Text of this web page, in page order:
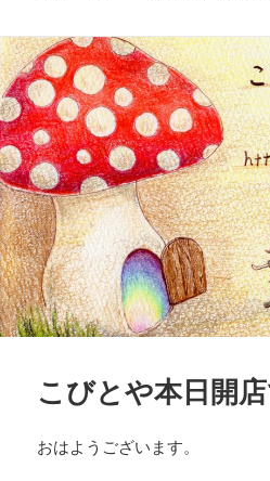
こびとや本日開店
おはようございます。